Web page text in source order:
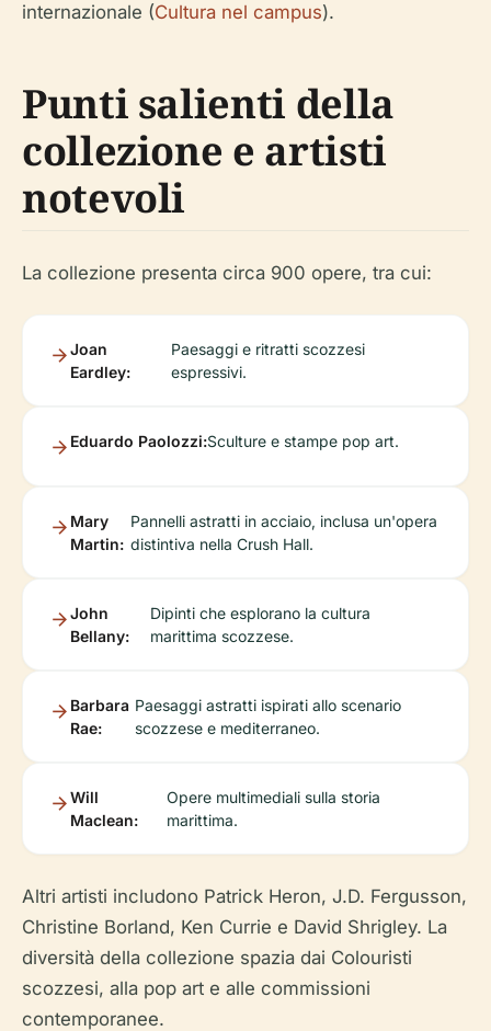
internazionale (Cultura nel campus).
Punti salienti della
collezione e artisti
notevoli
La collezione presenta circa 900 opere, tra cui:
Joan
Eardley:
Paesaggi e ritratti scozzesi
espressivi.
Eduardo Paolozzi:Sculture e stampe pop art.
Mary
Martin:
Pannelli astratti in acciaio, inclusa un'opera
distintiva nella Crush Hall.
John
Bellany:
Dipinti che esplorano la cultura
marittima scozzese.
Barbara
Rae:
Paesaggi astratti ispirati allo scenario
scozzese e mediterraneo.
Will
Maclean:
Opere multimediali sulla storia
marittima.
Altri artisti includono Patrick Heron, J.D. Fergusson,
Christine Borland, Ken Currie e David Shrigley. La
diversità della collezione spazia dai Colouristi
scozzesi, alla pop art e alle commissioni
contemporanee.